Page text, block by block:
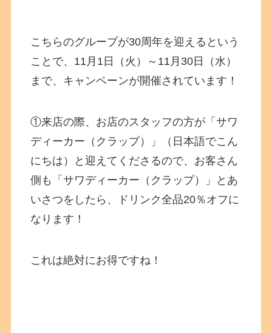
こちらのグループが30周年を迎えるという
ことで、11月1日（火）～11月30日（水）
まで、キャンペーンが開催されています！
①来店の際、お店のスタッフの方が「サワ
ディーカー（クラップ）」（日本語でこん
にちは）と迎えてくださるので、お客さん
側も「サワディーカー（クラップ）」とあ
いさつをしたら、ドリンク全品20％オフに
なります！
これは絶対にお得ですね！